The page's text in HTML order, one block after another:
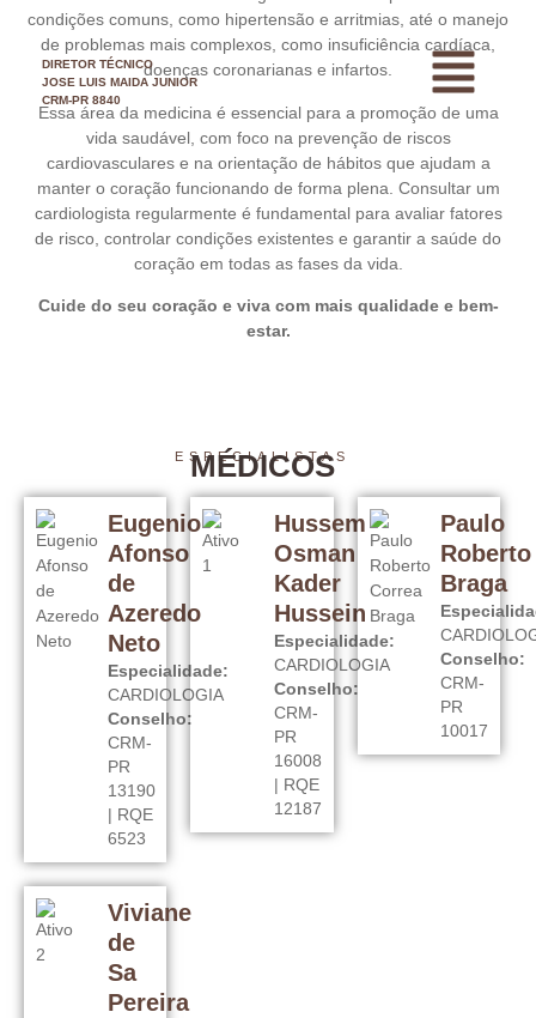
DIRETOR TÉCNICO
JOSE LUIS MAIDA JUNIOR
CRM-PR 8840
condições comuns, como hipertensão e arritmias, até o manejo
de problemas mais complexos, como insuficiência cardíaca,
doenças coronarianas e infartos.
Essa área da medicina é essencial para a promoção de uma
vida saudável, com foco na prevenção de riscos
cardiovasculares e na orientação de hábitos que ajudam a
manter o coração funcionando de forma plena. Consultar um
cardiologista regularmente é fundamental para avaliar fatores
de risco, controlar condições existentes e garantir a saúde do
coração em todas as fases da vida.
Cuide do seu coração e viva com mais qualidade e bem-
estar.
ESPECIALISTAS
MÉDICOS
Eugenio
Afonso
de
Azeredo
Neto
Especialidade:
CARDIOLOGIA
Conselho:
CRM-
PR
13190
| RQE
6523
Hussem
Osman
Kader
Hussein
Especialidade:
CARDIOLOGIA
Conselho:
CRM-
PR
16008
| RQE
12187
Paulo
Roberto
Braga
Conselho:
CRM-
PR
10017
Viviane
de
Sa
Pereira